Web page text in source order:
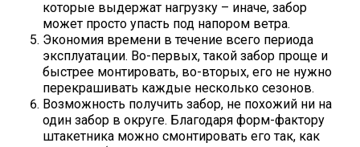
которые выдержат нагрузку – иначе, забор
может просто упасть под напором ветра.
Экономия времени в течение всего периода
эксплуатации. Во-первых, такой забор проще и
быстрее монтировать, во-вторых, его не нужно
перекрашивать каждые несколько сезонов.
Возможность получить забор, не похожий ни на
один забор в округе. Благодаря форм-фактору
штакетника можно смонтировать его так, как